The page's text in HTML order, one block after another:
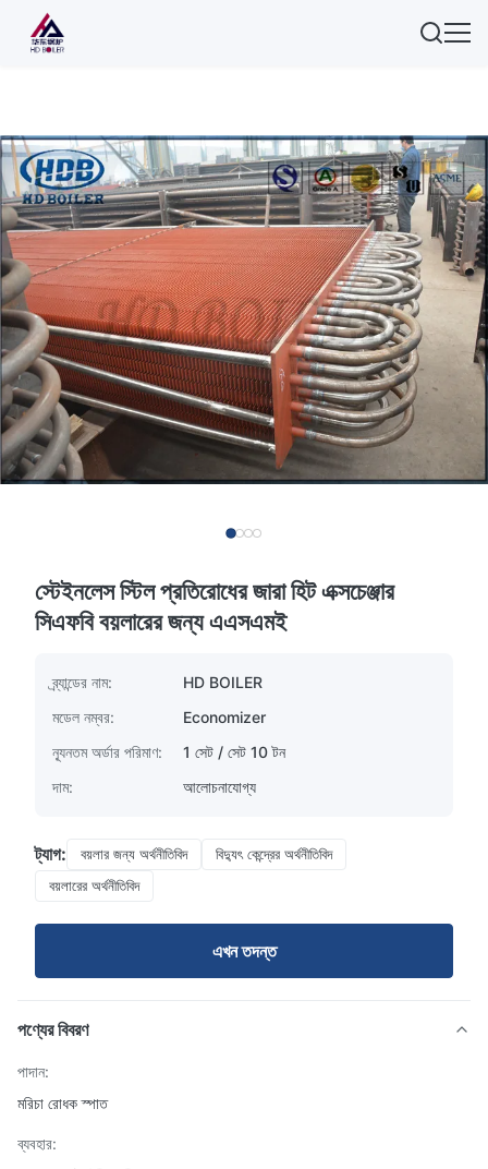
স্টেইনলেস স্টিল প্রতিরোধের জারা হিট এক্সচেঞ্জার
সিএফবি বয়লারের জন্য এএসএমই
ব্র্যান্ডের নাম:
HD BOILER
মডেল নম্বর:
Economizer
ন্যূনতম অর্ডার পরিমাণ:
1 সেট / সেট 10 টন
দাম:
আলোচনাযোগ্য
ট্যাগ: বয়লার জন্য অর্থনীতিবিদ
বিদ্যুৎ কেন্দ্রের অর্থনীতিবিদ
বয়লারের অর্থনীতিবিদ
এখন তদন্ত
পণ্যের বিবরণ
পাদান:
মরিচা রোধক স্পাত
ব্যবহার: